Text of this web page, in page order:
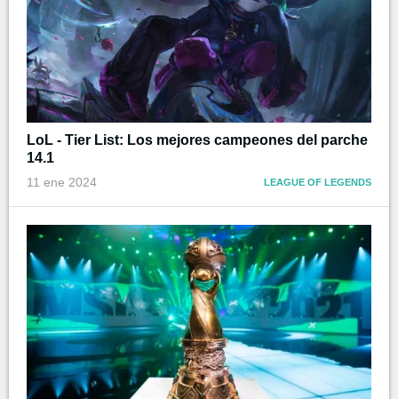
LoL - Tier List: Los mejores campeones del parche
14.1
11 ene 2024 LEAGUE OF LEGENDS